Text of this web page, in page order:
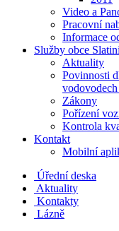
Video a
Pracovní
Informace
Služby obce
Aktuality
Povinnosti
Zákony
Pořízení
Kontrola
Kontakt
Mobilní
Úřední deska
Aktuality
Kontakty
Lázně